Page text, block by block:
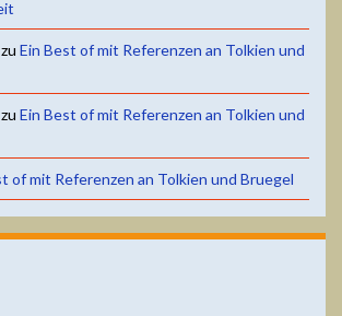
zu Ein Best of mit Referenzen an Tolkien und
zu Ein Best of mit Referenzen an Tolkien und
of mit Referenzen an Tolkien und Bruegel